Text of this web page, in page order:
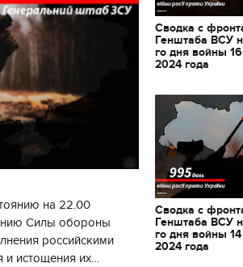
на 22.00
Силы обороны
российскими
и истощения их
Сводка с
Генштаба ВСУ
го дня войны
2024 года
Сводка с
Генштаба ВСУ
го дня войны
2024 года